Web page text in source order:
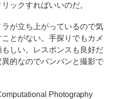
ックすればいいのだ。
が立ち上がっているので気
とがない。手探りでもカメ
しい。レスポンスも良好だ
的なのでバンバンと撮影で
Photography